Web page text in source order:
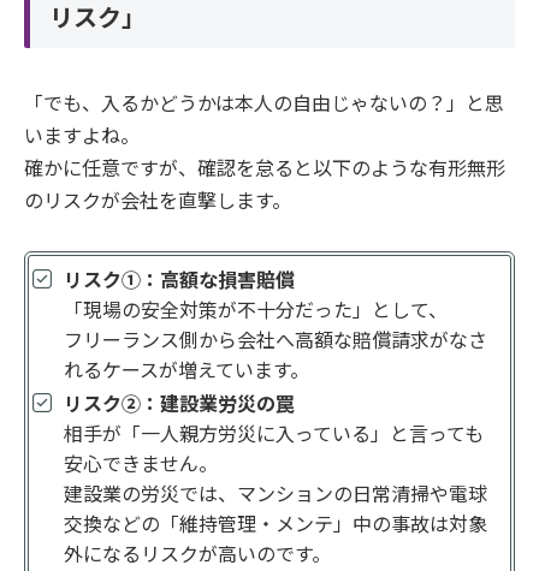
リスク」
「でも、入るかどうかは本人の自由じゃないの？」と思
いますよね。
確かに任意ですが、確認を怠ると以下のような有形無形
のリスクが会社を直撃します。
リスク①：高額な損害賠償
「現場の安全対策が不十分だった」として、
フリーランス側から会社へ高額な賠償請求がなさ
れるケースが増えています。
リスク②：建設業労災の罠
相手が「一人親方労災に入っている」と言っても
安心できません。
建設業の労災では、マンションの日常清掃や電球
交換などの「維持管理・メンテ」中の事故は対象
外になるリスクが高いのです。